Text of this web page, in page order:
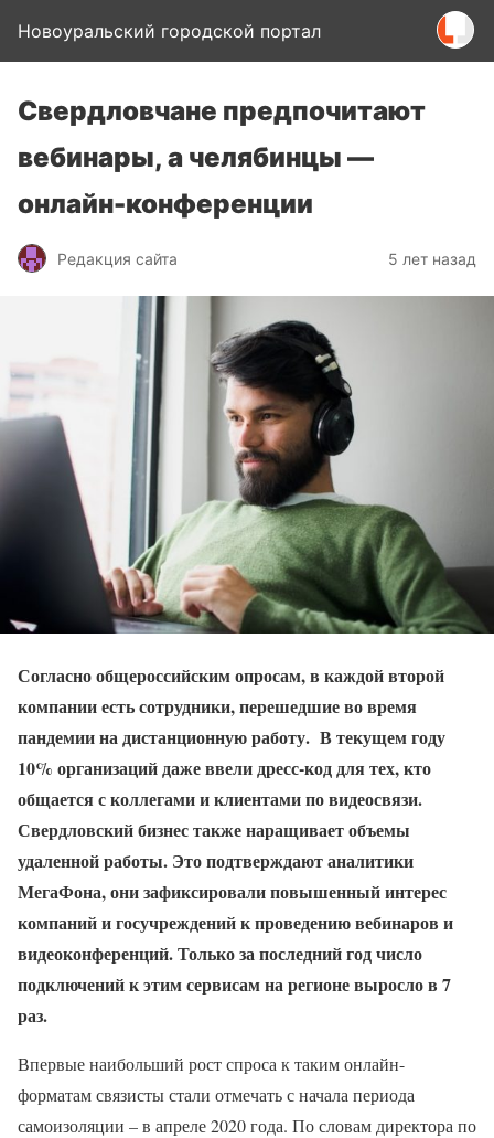
Новоуральский городской портал
Свердловчане предпочитают
вебинары, а челябинцы —
онлайн-конференции
Редакция сайта 5 лет назад
Согласно общероссийским опросам, в каждой второй
компании есть сотрудники, перешедшие во время
пандемии на дистанционную работу. В текущем году
10% организаций даже ввели дресс-код для тех, кто
общается с коллегами и клиентами по видеосвязи.
Свердловский бизнес также наращивает объемы
удаленной работы. Это подтверждают аналитики
МегаФона, они зафиксировали повышенный интерес
компаний и госучреждений к проведению вебинаров и
видеоконференций. Только за последний год число
подключений к этим сервисам на регионе выросло в 7
раз.
Впервые наибольший рост спроса к таким онлайн-
форматам связисты стали отмечать с начала периода
самоизоляции – в апреле 2020 года. По словам директора по